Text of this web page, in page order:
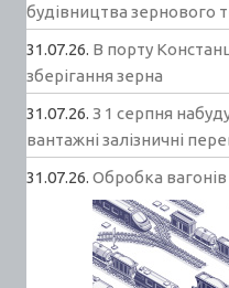
будівництва зернового
31.07.26. В порту
зберігання зерна
31.07.26. З 1 серпня
вантажні залізничні
31.07.26. Обробка